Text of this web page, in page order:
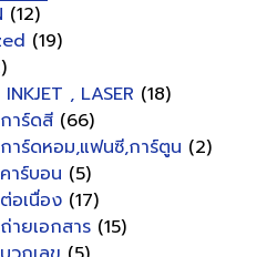
(12)
(19)
, LASER (18)
าร์ดสี (66)
าร์ดหอม,แฟนซี,การ์ตูน (2)
าร์บอน (5)
อเนื่อง (17)
ายเอกสาร (15)